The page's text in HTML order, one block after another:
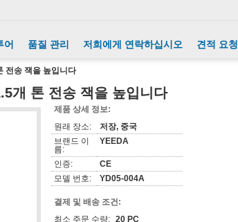
어 품질 관리 저희에게 연락하십시오 견적 요청
전송 잭을 높입니다
개 톤 전송 잭을 높입니다
제품 상세 정보:
원래 장소:
저장, 중국
브랜드 이
름:
YEEDA
인증:
CE
모델 번호:
YD05-004A
결제 및 배송 조건:
최소 주문 수량: 20 PC